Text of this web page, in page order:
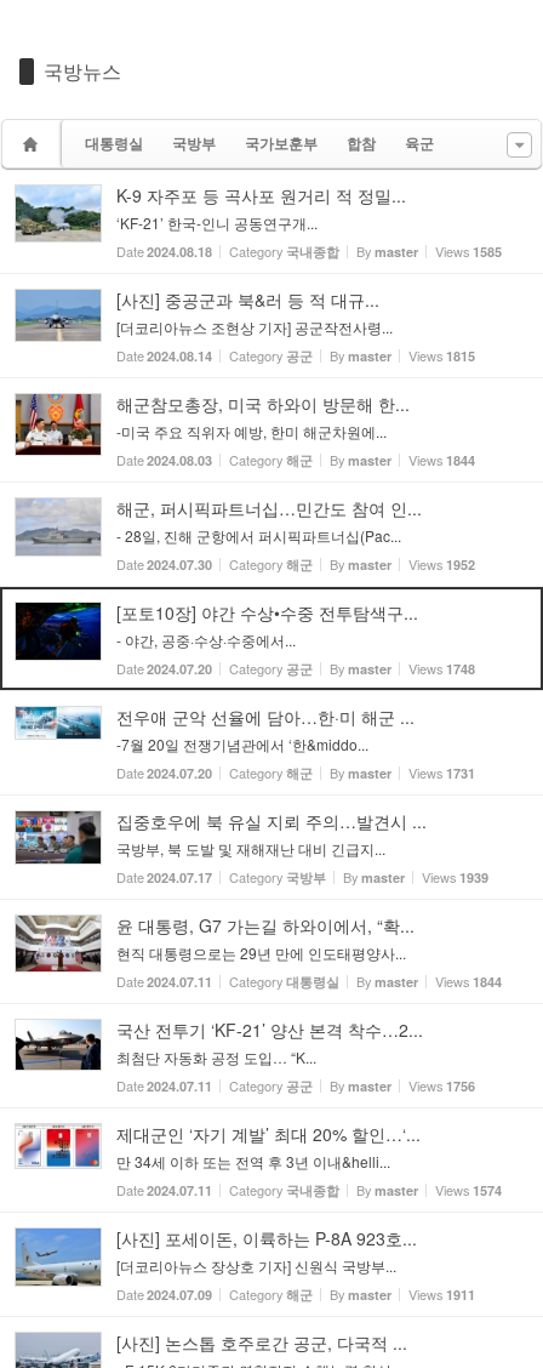
국방뉴스
대통령실 국방부 국가보훈부 합참 육군
K-9 자주포 등 곡사포 원거리 적 정밀...
‘KF-21’ 한국-인니 공동연구개...
Date2024.08.18 Category 국내종합 By master Views 1585
[사진] 중공군과 북&러 등 적 대규...
[더코리아뉴스 조현상 기자] 공군작전사령...
Date2024.08.14 Category 공군 By master Views 1815
해군참모총장, 미국 하와이 방문해 한...
-미국 주요 직위자 예방, 한미 해군차원에...
Date2024.08.03 Category 해군 By master Views 1844
해군, 퍼시픽파트너십…민간도 참여 인...
- 28일, 진해 군항에서 퍼시픽파트너십(Pac...
Date2024.07.30 Category 해군 By master Views 1952
[포토10장] 야간 수상•수중 전투탐색구...
- 야간, 공중·수상·수중에서...
Date2024.07.20 Category 공군 By master Views 1748
전우애 군악 선율에 담아…한·미 해군 ...
-7월 20일 전쟁기념관에서 ‘한&middo...
Date2024.07.20 Category 해군 By master Views 1731
집중호우에 북 유실 지뢰 주의…발견시 ...
국방부, 북 도발 및 재해재난 대비 긴급지...
Date2024.07.17 Category 국방부 By master Views 1939
윤 대통령, G7 가는길 하와이에서, “확...
현직 대통령으로는 29년 만에 인도태평양사...
Date2024.07.11 Category 대통령실 By master Views 1844
국산 전투기 ‘KF-21’ 양산 본격 착수…2...
최첨단 자동화 공정 도입… “K...
Date2024.07.11 Category 공군 By master Views 1756
제대군인 ‘자기 계발’ 최대 20% 할인…‘...
만 34세 이하 또는 전역 후 3년 이내&helli...
Date2024.07.11 Category 국내종합 By master Views 1574
[사진] 포세이돈, 이륙하는 P-8A 923호...
[더코리아뉴스 장상호 기자] 신원식 국방부...
Date2024.07.09 Category 해군 By master Views 1911
[사진] 논스톱 호주로간 공군, 다국적 ...